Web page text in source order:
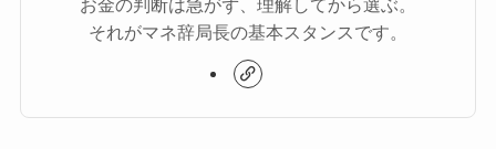
それがマネ辞局長の基本スタンスです。